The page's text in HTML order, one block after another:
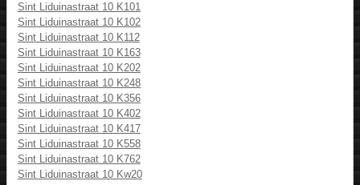
Sint Liduinastraat 10 K101
Sint Liduinastraat 10 K102
Sint Liduinastraat 10 K112
Sint Liduinastraat 10 K163
Sint Liduinastraat 10 K202
Sint Liduinastraat 10 K248
Sint Liduinastraat 10 K356
Sint Liduinastraat 10 K402
Sint Liduinastraat 10 K417
Sint Liduinastraat 10 K558
Sint Liduinastraat 10 K762
Sint Liduinastraat 10 Kw20